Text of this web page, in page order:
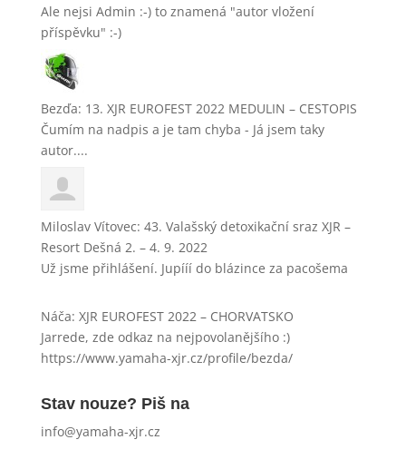
Ale nejsi Admin :-) to znamená "autor vložení
příspěvku" :-)
Bezďa: 13. XJR EUROFEST 2022 MEDULIN – CESTOPIS
Čumím na nadpis a je tam chyba - Já jsem taky
autor....
Miloslav Vítovec: 43. Valašský detoxikační sraz XJR –
Resort Dešná 2. – 4. 9. 2022
Už jsme přihlášení. Jupííí do blázince za pacošema
Náča: XJR EUROFEST 2022 – CHORVATSKO
Jarrede, zde odkaz na nejpovolanějšího :)
https://www.yamaha-xjr.cz/profile/bezda/
Stav nouze? Piš na
info@yamaha-xjr.cz